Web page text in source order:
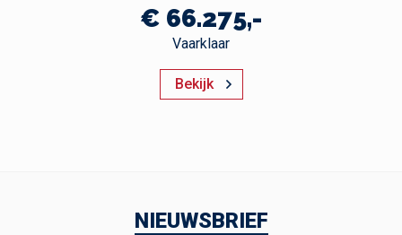
€ 66.275,-
Vaarklaar
Bekijk
NIEUWSBRIEF